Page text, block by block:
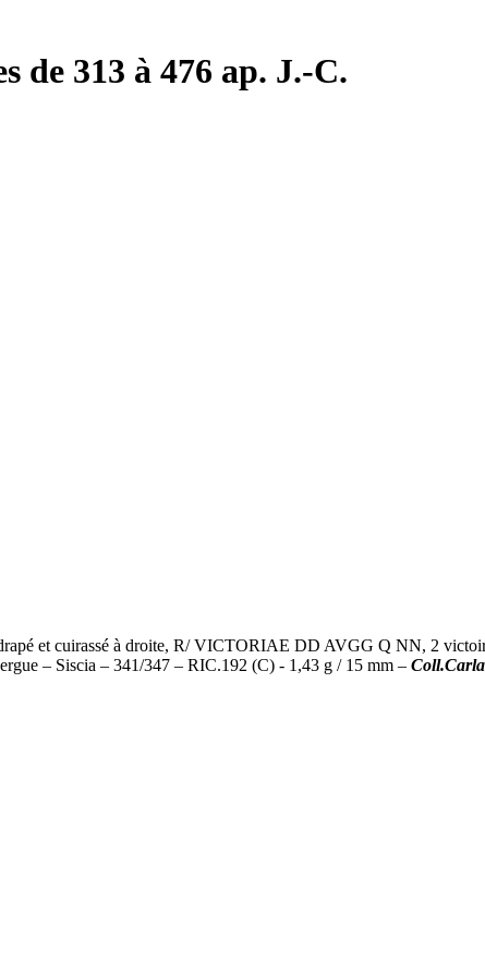
de 313 à 476 ap. J.-C.
et cuirassé à droite, R/ VICTORIAE DD AVGG Q NN, 2
– Siscia – 341/347 – RIC.192 (C) - 1,43 g / 15 mm –